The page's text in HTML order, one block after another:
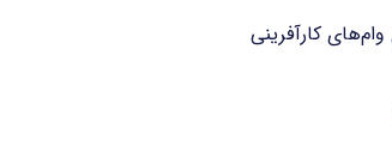
کارآفرینی